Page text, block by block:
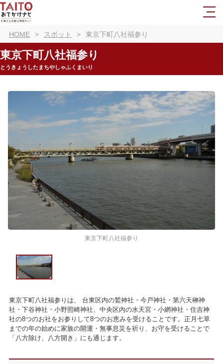
HOME スポット 東京下町八社福参り
東京下町八社福参り
とうきょうしたまちやしゃふくまいり
東京下町八社福参り
東京下町八社福参りは、 台東区内の鷲神社・今戸神社・第六天榊神
社・下谷神社・小野照崎神社、中央区内の水天宮・小網神社・住吉神
社の8つのお社をお参りして8つのお恵みを受けることです。正月七草
までの年の始めに家族の開運・無事息災を祈り、お守を受けることで
「八方除け、八方開き」にも通じます。